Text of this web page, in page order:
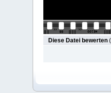
Diese Datei bewerten